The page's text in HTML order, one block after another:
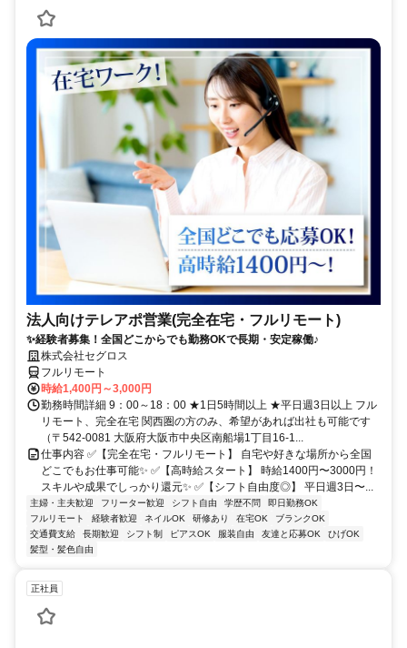
法人向けテレアポ営業(完全在宅・フルリモート)
✨経験者募集！全国どこからでも勤務OKで長期・安定稼働♪
株式会社セグロス
フルリモート
時給1,400円～3,000円
勤務時間詳細 9：00～18：00 ★1日5時間以上 ★平日週3日以上 フル
リモート、完全在宅 関西圏の方のみ、希望があれば出社も可能です
（〒542-0081 大阪府大阪市中央区南船場1丁目16-1...
仕事内容 ✅【完全在宅・フルリモート】 自宅や好きな場所から全国
どこでもお仕事可能✨ ✅【高時給スタート】 時給1400円〜3000円！
スキルや成果でしっかり還元✨ ✅【シフト自由度◎】 平日週3日〜...
主婦・主夫歓迎 フリーター歓迎 シフト自由 学歴不問
即日勤務OK
フルリモート
経験者歓迎 ネイルOK 研修あり 在宅OK
ブランクOK
交通費支給
長期歓迎 シフト制 ピアスOK 服装自由 友達と応募OK
ひげOK
髪型・髪色自由
正社員